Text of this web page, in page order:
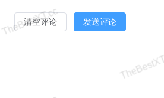
清空评论 发送评论